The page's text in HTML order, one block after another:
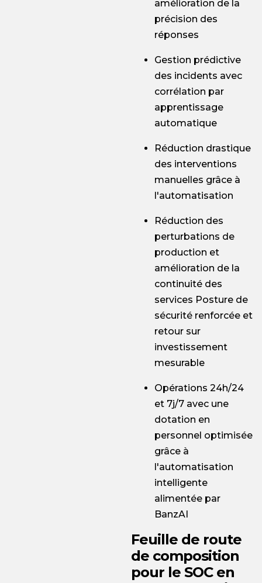
amélioration de la
précision des
réponses
Gestion prédictive
des incidents avec
corrélation par
apprentissage
automatique
Réduction drastique
des interventions
manuelles grâce à
l'automatisation
Réduction des
perturbations de
production et
amélioration de la
continuité des
services Posture de
sécurité renforcée et
retour sur
investissement
mesurable
Opérations 24h/24
et 7j/7 avec une
dotation en
personnel optimisée
grâce à
l'automatisation
intelligente
alimentée par
BanzAI
Feuille de route
de composition
pour le SOC en